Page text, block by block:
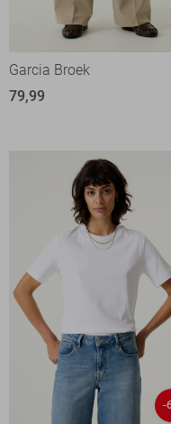
Garcia Broek
79,99
-